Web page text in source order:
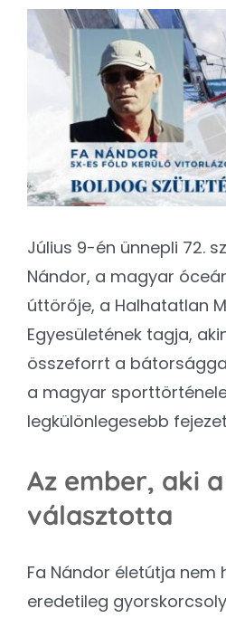
Kapcsolat
SEARCH
View
Larger
Image
Július 9-én ünnepli 72.
Nándor, a magyar
úttörője, a Halhatatlan
Egyesületének tagja,
összeforrt a
a magyar
legkülönlegesebb
Az ember, aki
választotta
Fa Nándor életútja nem
eredetileg